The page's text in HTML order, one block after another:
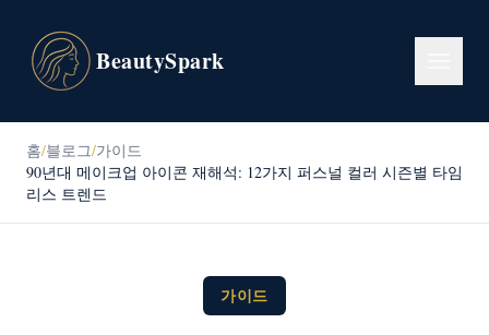
BeautySpark
홈/블로그/가이드
90년대 메이크업 아이콘 재해석: 12가지 퍼스널 컬러 시즌별 타임
리스 트렌드
가이드